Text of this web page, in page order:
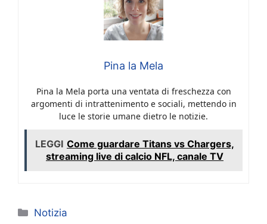
Pina la Mela
Pina la Mela porta una ventata di freschezza con
argomenti di intrattenimento e sociali, mettendo in
luce le storie umane dietro le notizie.
LEGGI Come guardare Titans vs Chargers,
streaming live di calcio NFL, canale TV
Categorie
Notizia